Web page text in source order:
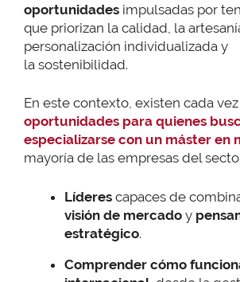
oportunidades impulsadas por
que priorizan la calidad, la
personalización individualizada y
la sostenibilidad.
En este contexto, existen cada
oportunidades para quienes
especializarse con un máster en
mayoría de las empresas del
Líderes capaces de
visión de mercado y
estratégico.
Comprender cómo